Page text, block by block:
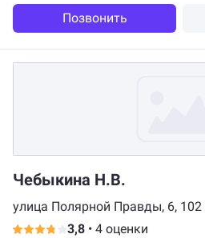
Позвонить
Чебыкина Н.В.
улица Полярной Правды, 6, 102
Мурманск3,8 • 4 оценки